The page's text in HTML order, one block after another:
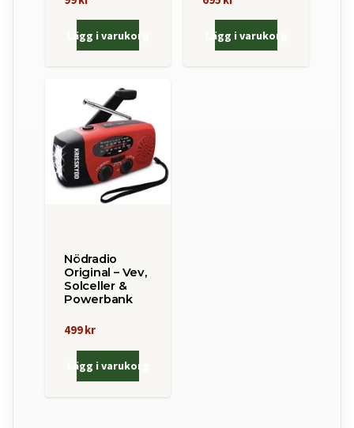
Lägg i varukorg Lägg i varukorg
Nödradio
Original – Vev,
Solceller &
Powerbank
499 kr
Lägg i varukorg